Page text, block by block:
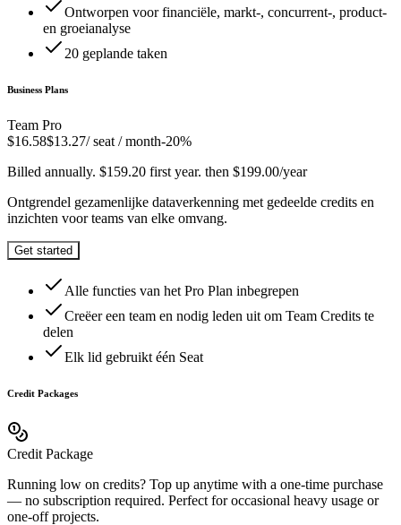
Ontworpen voor financiële, markt-, concurrent-, product-
en groeianalyse
20 geplande taken
Business Plans
Team Pro
$16.58$13.27/ seat / month-20%
Billed annually. $159.20 first year. then $199.00/year
Ontgrendel gezamenlijke dataverkenning met gedeelde credits en
inzichten voor teams van elke omvang.
Get started
Alle functies van het Pro Plan inbegrepen
Creëer een team en nodig leden uit om Team Credits te
delen
Elk lid gebruikt één Seat
Credit Packages
Credit Package
Running low on credits? Top up anytime with a one-time purchase
— no subscription required. Perfect for occasional heavy usage or
one-off projects.